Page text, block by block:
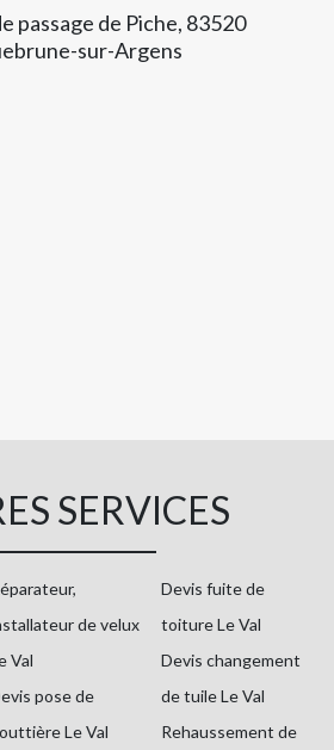
passage de Piche, 83520
sur-Argens
SERVICES
de velux
Val
pose de
Le Val
Devis fuite de
toiture Le Val
Devis changement
de tuile Le Val
Rehaussement de